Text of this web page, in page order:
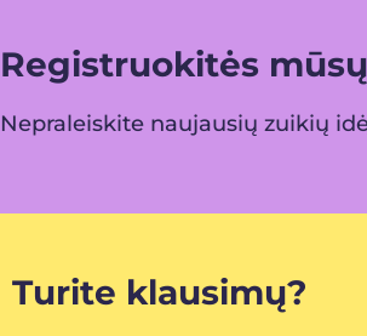
Registruokitės
Nepraleiskite naujausių zuikių
Turite klausimų?